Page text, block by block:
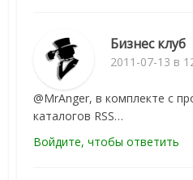
Бизнес клуб
2011-07-13 в
@MrAnger, в комплекте с
каталогов RSS…
Войдите, чтобы ответить